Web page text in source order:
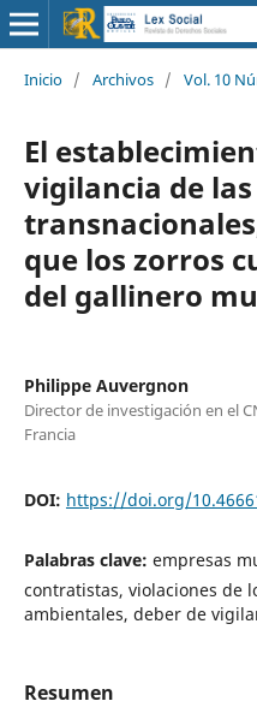
Inicio / Archivos / Vol. 10
El
vigilancia de
que los zorros
del gallinero
Philippe Auvergnon
Director de investigación en el
Francia
DOI: https://doi.org/
Palabras clave: empresas
contratistas, violaciones de
ambientales, deber de
Resumen